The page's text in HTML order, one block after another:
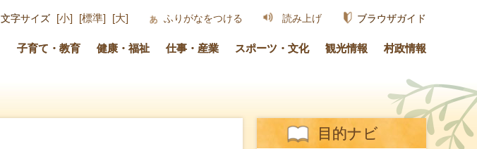
文字サイズ [小] [標準] [大] ふりがなをつける 読み上げ ブラウザガイド
子育て・教育 健康・福祉 仕事・産業 スポーツ・文化 観光情報 村政情報
目的ナビ